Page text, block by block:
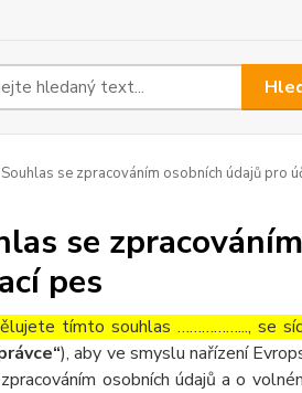
Souhlas se zpracováním osobních údajů pro
se
pes
tímto souhlas ……………..., se
), aby ve smyslu nařízení
osobních údajů a o